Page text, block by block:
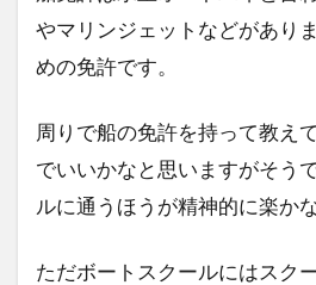
やマリンジェットなどがあり
めの免許です。
周りで船の免許を持って教え
でいいかなと思いますがそう
ルに通うほうが精神的に楽か
ただボートスクールにはスク